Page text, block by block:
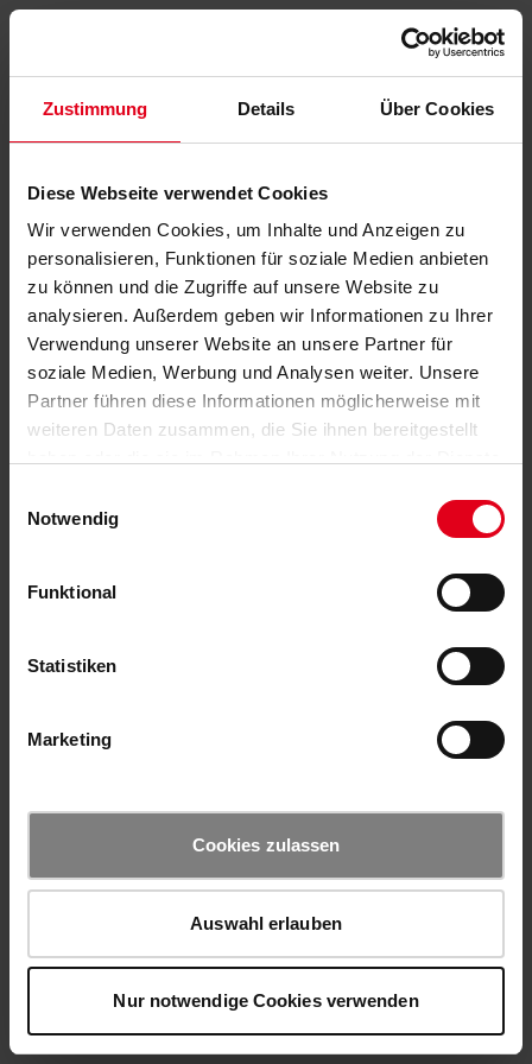
Zustimmung Details Über Cookies
Diese Webseite verwendet Cookies
Wir verwenden Cookies, um Inhalte und Anzeigen zu
personalisieren, Funktionen für soziale Medien anbieten
zu können und die Zugriffe auf unsere Website zu
analysieren. Außerdem geben wir Informationen zu Ihrer
Verwendung unserer Website an unsere Partner für
soziale Medien, Werbung und Analysen weiter. Unsere
Partner führen diese Informationen möglicherweise mit
weiteren Daten zusammen, die Sie ihnen bereitgestellt
Notwendig
Funktional
Statistiken
Marketing
Cookies zulassen
Auswahl erlauben
Nur notwendige Cookies verwenden